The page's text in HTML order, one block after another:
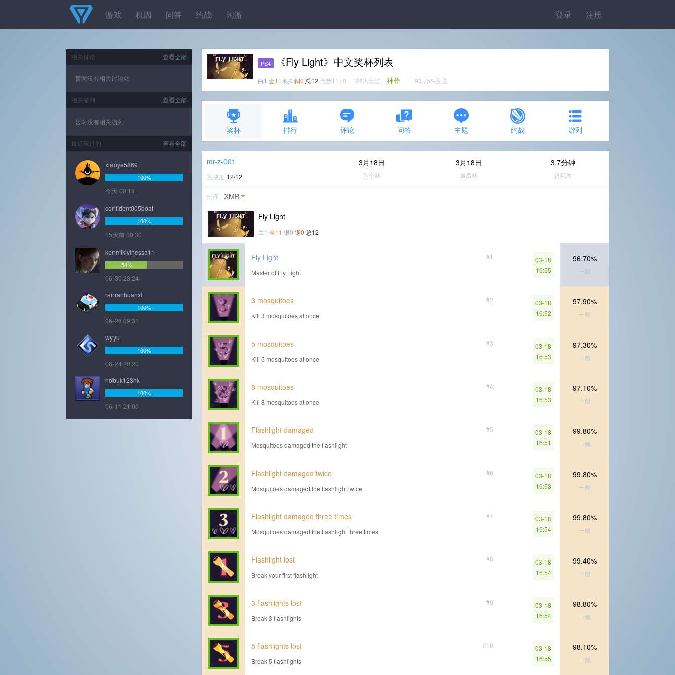
登录 注册
游戏 机因 问答 约战 闲游
PS4 《Fly Light》中文奖杯列表
白1 金11 银0 铜0 总12 点数1170 128人玩过 神作 93.75%完美
奖杯 排行 评论 问答 主题 约战 游列
mr-z-001
完成度 12/12
3月18日
首个杯
3月18日
最后杯
3.7分钟
总耗时
排序 XMB
Fly Light
白1 金11 银0 铜0 总12
#1
Fly Light
Master of Fly Light
03-18
16:55
96.70%
一般
#2
3 mosquitoes
Kill 3 mosquitoes at once
03-18
16:52
97.90%
一般
#3
5 mosquitoes
Kill 5 mosquitoes at once
03-18
16:53
97.30%
一般
#4
8 mosquitoes
Kill 8 mosquitoes at once
03-18
16:53
97.10%
一般
#5
Flashlight damaged
Mosquitoes damaged the flashlight
03-18
16:51
99.80%
一般
#6
Flashlight damaged twice
Mosquitoes damaged the flashlight twice
03-18
16:53
99.80%
一般
#7
Flashlight damaged three times
Mosquitoes damaged the flashlight three times
03-18
16:54
99.80%
一般
#8
Flashlight lost
Break your first flashlight
03-18
16:54
99.40%
一般
#9
3 flashlights lost
Break 3 flashlights
03-18
16:54
98.80%
一般
#10
5 flashlights lost
Break 5 flashlights
03-18
16:55
98.10%
一般
查看全部
相关讨论
暂时没有相关讨论帖
查看全部
相关游列
暂时没有相关游列
查看全部
最近玩过的
xiaoye5869
100%
今天 00:18
confident005boat
100%
15天前 00:30
kenmikivinessa11
54%
06-30 23:24
ranranhuanxi
100%
06-26 09:31
wyyu
100%
06-24 20:20
nobuk123hk
100%
06-11 21:06